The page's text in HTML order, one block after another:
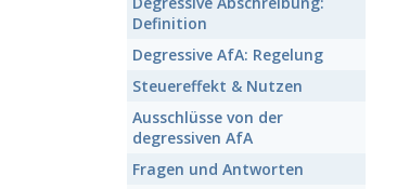
Definition
Degressive AfA: Regelung
Steuereffekt & Nutzen
Ausschlüsse von der
degressiven AfA
Fragen und Antworten